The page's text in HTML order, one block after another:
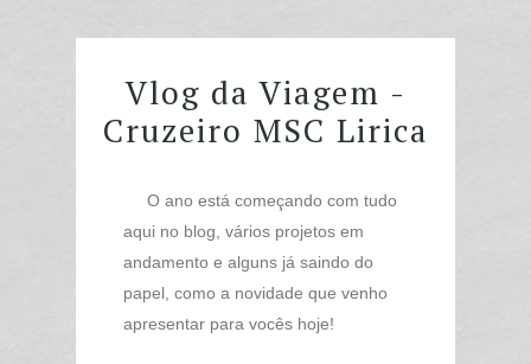
Vlog da Viagem -
Cruzeiro MSC Lirica
O ano está começando com tudo
aqui no blog, vários projetos em
andamento e alguns já saindo do
papel, como a novidade que venho
apresentar para vocês hoje!